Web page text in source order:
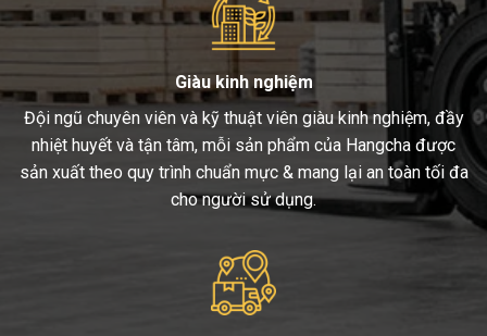
Giàu kinh nghiệm
Đội ngũ chuyên viên và kỹ thuật viên giàu kinh nghiệm, đầy
nhiệt huyết và tận tâm, mỗi sản phẩm của Hangcha được
sản xuất theo quy trình chuẩn mực & mang lại an toàn tối đa
cho người sử dụng.